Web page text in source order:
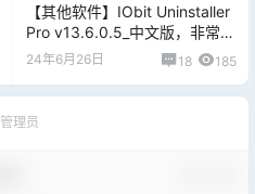
【其他软件】IObit Uninstaller
Pro v13.6.0.5_中文版，非常好
用的一款卸载工具
24年6月26日 18 185
管理员